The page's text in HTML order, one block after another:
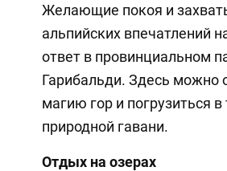
Желающие покоя и
альпийских впечатлений
ответ в провинциальном
Гарибальди. Здесь можно
магию гор и погрузиться
природной гавани.
Отдых на озерах